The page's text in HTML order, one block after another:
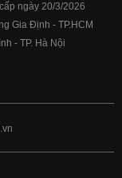
ngày 20/3/2026
Gia Định - TP.HCM
- TP. Hà Nội